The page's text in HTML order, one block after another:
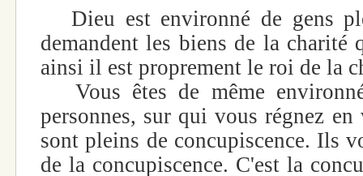
Dieu est environné de gens
demandent les biens de la charité
ainsi il est proprement le roi de la
Vous êtes de même
personnes, sur qui vous régnez en
sont pleins de concupiscence. Ils
de la concupiscence. C'est la